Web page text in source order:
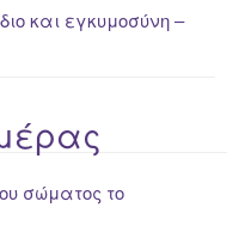
και εγκυμοσύνη –
σώματος το